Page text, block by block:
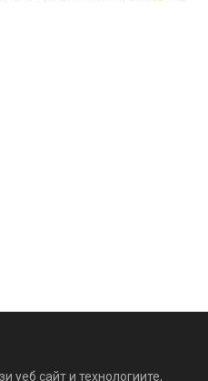
уеб сайт и технологиите,